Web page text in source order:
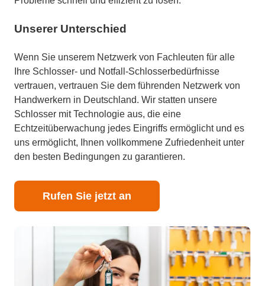
Unserer Unterschied
Wenn Sie unserem Netzwerk von Fachleuten für alle
Ihre Schlosser- und Notfall-Schlosserbedürfnisse
vertrauen, vertrauen Sie dem führenden Netzwerk von
Handwerkern in Deutschland. Wir statten unsere
Schlosser mit Technologie aus, die eine
Echtzeitüberwachung jedes Eingriffs ermöglicht und es
uns ermöglicht, Ihnen vollkommene Zufriedenheit unter
den besten Bedingungen zu garantieren.
Rufen Sie jetzt an